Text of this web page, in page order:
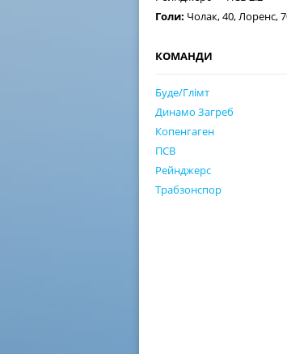
Голи: Чолак, 40, Лоренс,
КОМАНДИ
Буде/Глімт
Динамо Загреб
Копенгаген
ПСВ
Рейнджерс
Трабзонспор